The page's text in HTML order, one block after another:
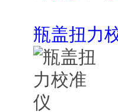
瓶盖扭力